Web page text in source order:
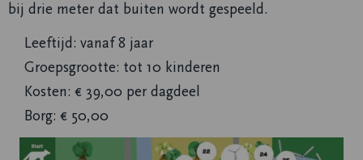
bij drie meter dat buiten wordt gespeeld.
Leeftijd: vanaf 8 jaar
Groepsgrootte: tot 10 kinderen
Kosten: € 39,00 per dagdeel
Borg: € 50,00